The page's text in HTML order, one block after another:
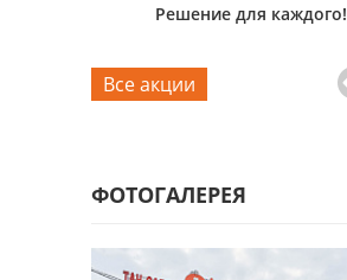
Решение для каждого!
Все акции
ФОТОГАЛЕРЕЯ